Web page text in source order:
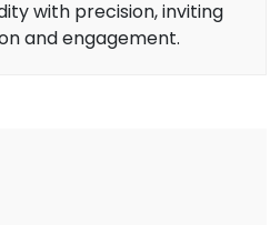
with precision, inviting
and engagement.